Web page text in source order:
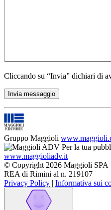
Cliccando su “Invia” dichiari di
Gruppo Maggioli
Per la tua
www.maggioliadv.it
© Copyright 2026 Maggioli SPA
REA di Rimini al n. 219107
Privacy Policy | Informativa sui